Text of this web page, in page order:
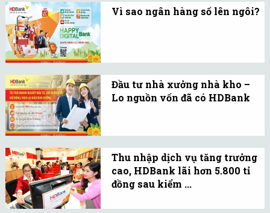
20.273 tỉ đồng thông qua
hành cổ phiếu cho người
lao động.
Vì sao ngân hàng số lên ngôi?
dắt xu hướng ngân hàng
số rộng khắp thế giới và
Việt Nam.
Đầu tư nhà xưởng nhà kho –
Lo nguồn vốn đã có HDBank
đãi hỗ trợ vốn giúp doanh
nghiệp mở rộng cơ sở hạ
tầng, đào tạo nguồn nhân
Thu nhập dịch vụ tăng trưởng
cao, HDBank lãi hơn 5.800 tỉ
đồng sau kiểm ...